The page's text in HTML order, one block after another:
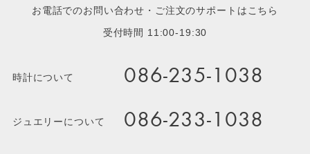
お電話でのお問い合わせ・ご注文のサポートはこちら
受付時間 11:00-19:30
時計について 086-235-1038
ジュエリーについて 086-233-1038